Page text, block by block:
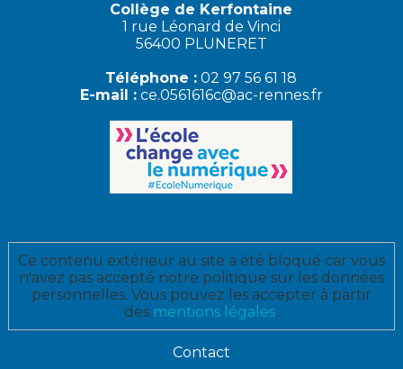
Collège de Kerfontaine
1 rue Léonard de Vinci
56400 PLUNERET
Téléphone : 02 97 56 61 18
E-mail : ce.0561616c@ac-rennes.fr
Ce contenu extérieur au site a été bloqué car vous
n'avez pas accepté notre politique sur les données
personnelles. Vous pouvez les accepter à partir
des mentions légales.
Contact